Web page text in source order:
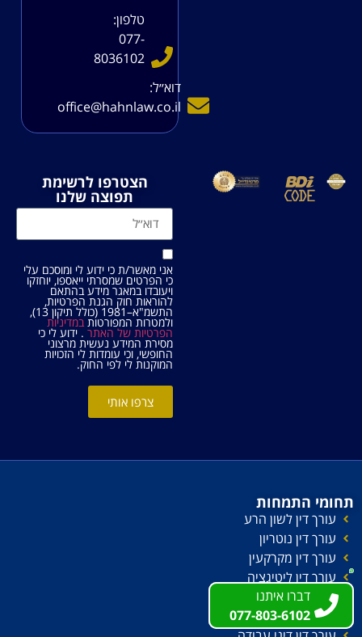
דברו איתנו
077-803-6102
טלפון:
077-
8036102
דוא׳׳ל:
office@hahnlaw.co.il
הצטרפו לרשימת
תפוצה שלנו
אני מאשר/ת כי ידוע לי ומוסכם עלי
כי הפרטים שמסרתי ייאספו, יוחזקו
ויעובדו במאגר מידע בהתאם
להוראות חוק הגנת הפרטיות,
התשמ"א–1981 (כולל תיקון 13),
ולמטרות המפורטותבמדיניות
הפרטיות של האתר . ידוע לי כי
מסירת המידע נעשית מרצוני
החופשי, וכי עומדות לי הזכויות
המוקנות לי לפי החוק.
צרפו אותי
תחומי התמחות
עורך דין לשון הרע
עורך דין נוטריון
עורך דין מקרקעין
עורך דין ליטיגציה
עורך דין הוצאה לפועל
עורך דין חדלות פירעון
דברו איתנו
077-803-6102